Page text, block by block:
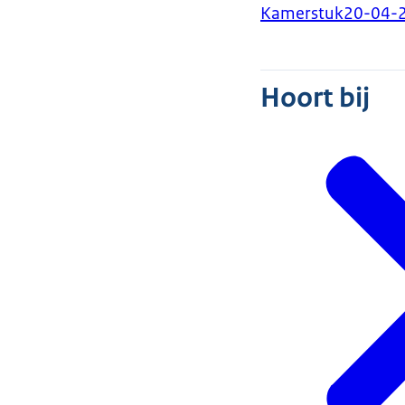
Kamerstuk20-04-
Hoort bij